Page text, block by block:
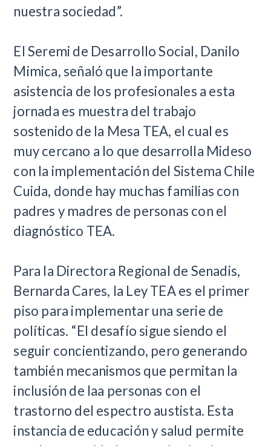
nuestra sociedad”.
El Seremi de Desarrollo Social, Danilo
Mimica, señaló que la importante
asistencia de los profesionales a esta
jornada es muestra del trabajo
sostenido de la Mesa TEA, el cual es
muy cercano a lo que desarrolla Mideso
con la implementación del Sistema Chile
Cuida, donde hay muchas familias con
padres y madres de personas con el
diagnóstico TEA.
Para la Directora Regional de Senadis,
Bernarda Cares, la Ley TEA es el primer
piso para implementar una serie de
políticas. “El desafío sigue siendo el
seguir concientizando, pero generando
también mecanismos que permitan la
inclusión de laa personas con el
trastorno del espectro austista. Esta
instancia de educación y salud permite